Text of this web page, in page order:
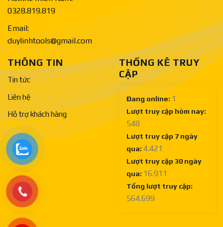
0328.819.819
Email:
duylinhtools@gmail.com
THÔNG TIN
Tin tức
Liên hệ
Hỗ trợ khách hàng
THỐNG KÊ TRUY
CẬP
Đang online: 1
Lượt truy cập hôm nay:
548
Lượt truy cập 7 ngày
qua: 4.421
Lượt truy cập 30 ngày
qua: 16.911
Tổng lượt truy cập:
564.699